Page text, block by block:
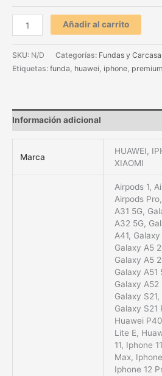
Añadir al carrito
SKU: N/D Categorías: Fundas y
Etiquetas: funda, huawei, iphone, premium
Información adicional
Marca
HUAWEI,
XIAOMI
Airpods 1,
Airpods
A31 5G,
A32 5G,
A41,
Galaxy A5
Galaxy A5
Galaxy A51
Galaxy A52
Galaxy
Galaxy S21
Huawei
Lite E,
11, Iphone
Max,
Iphone 12